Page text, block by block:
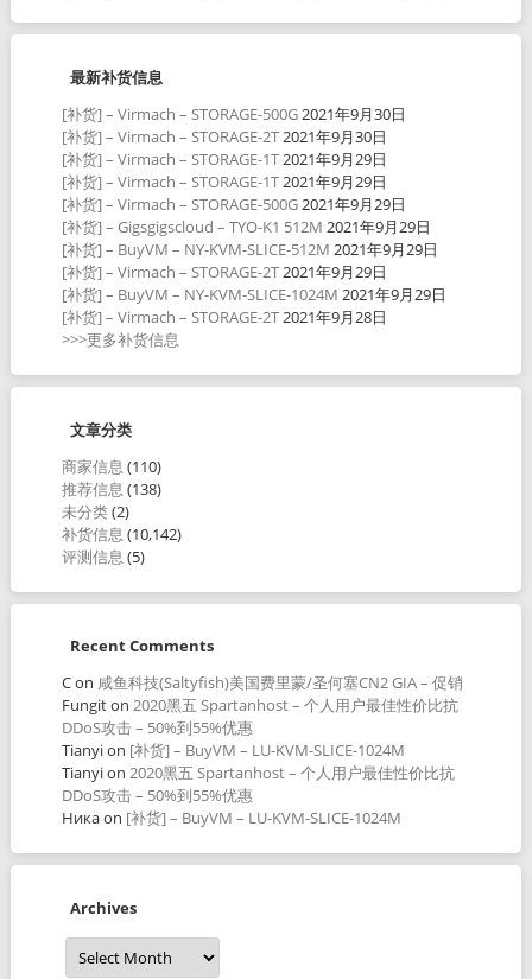
最新补货信息
[补货] – Virmach – STORAGE-500G2021年9月30日
[补货] – Virmach – STORAGE-2T2021年9月30日
[补货] – Virmach – STORAGE-1T2021年9月29日
[补货] – Virmach – STORAGE-1T2021年9月29日
[补货] – Virmach – STORAGE-500G2021年9月29日
[补货] – Gigsgigscloud – TYO-K1 512M 2021年9月29日
[补货] – BuyVM – NY-KVM-SLICE-512M 2021年9月29日
[补货] – Virmach – STORAGE-2T2021年9月29日
[补货] – BuyVM – NY-KVM-SLICE-1024M 2021年9月29日
[补货] – Virmach – STORAGE-2T2021年9月28日
>>>更多补货信息
文章分类
商家信息 (110)
推荐信息 (138)
未分类(2)
补货信息 (10,142)
评测信息 (5)
Recent Comments
Con 咸鱼科技(Saltyfish)美国费里蒙/圣何塞CN2 GIA – 促销
Fungiton 2020黑五 Spartanhost – 个人用户最佳性价比抗
DDoS攻击 – 50%到55%优惠
Tianyion [补货] – BuyVM – LU-KVM-SLICE-1024M
Tianyion 2020黑五 Spartanhost – 个人用户最佳性价比抗
DDoS攻击 – 50%到55%优惠
Никаon [补货] – BuyVM – LU-KVM-SLICE-1024M
Archives
Archives